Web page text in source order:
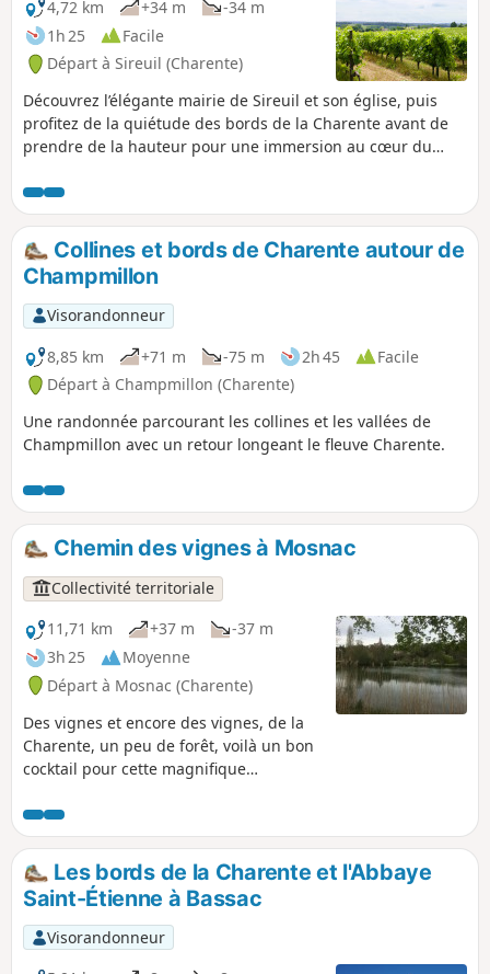
4,72 km
+34 m
-34 m
1h 25
Facile
Départ à Sireuil (Charente)
Découvrez l’élégante mairie de Sireuil et son église, puis
profitez de la quiétude des bords de la Charente avant de
prendre de la hauteur pour une immersion au cœur du
Collines et bords de Charente autour de
Champmillon
Visorandonneur
8,85 km
+71 m -75 m 2h 45
Facile
Départ à Champmillon (Charente)
Une randonnée parcourant les collines et les vallées de
Champmillon avec un retour longeant le fleuve Charente.
Chemin des vignes à Mosnac
Collectivité territoriale
11,71 km
+37 m
-37 m
3h 25
Moyenne
Départ à Mosnac (Charente)
Des vignes et encore des vignes, de la
Charente, un peu de forêt, voilà un bon
cocktail pour cette magnifique
Les bords de la Charente et l'Abbaye
Saint-Étienne à Bassac
Visorandonneur